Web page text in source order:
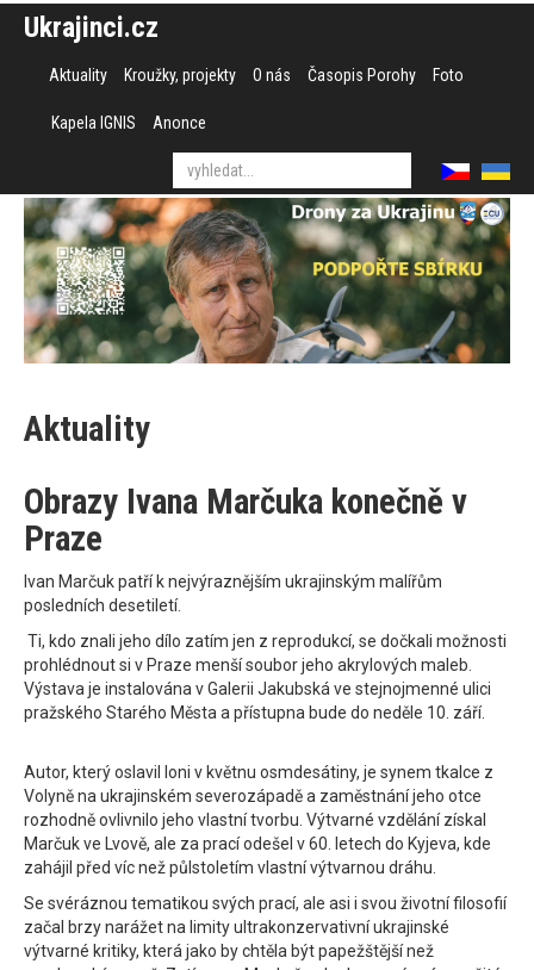
Ukrajinci.cz
Aktuality Kroužky, projekty O nás Časopis Porohy Foto
Kapela IGNIS Anonce
Aktuality
Obrazy Ivana Marčuka konečně v
Praze
Ivan Marčuk patří k nejvýraznějším ukrajinským malířům
posledních desetiletí.
Ti, kdo znali jeho dílo zatím jen z reprodukcí, se dočkali možnosti
prohlédnout si v Praze menší soubor jeho akrylových maleb.
Výstava je instalována v Galerii Jakubská ve stejnojmenné ulici
pražského Starého Města a přístupna bude do neděle 10. září.
Autor, který oslavil loni v květnu osmdesátiny, je synem tkalce z
Volyně na ukrajinském severozápadě a zaměstnání jeho otce
rozhodně ovlivnilo jeho vlastní tvorbu. Výtvarné vzdělání získal
Marčuk ve Lvově, ale za prací odešel v 60. letech do Kyjeva, kde
zahájil před víc než půlstoletím vlastní výtvarnou dráhu.
Se svéráznou tematikou svých prací, ale asi i svou životní filosofií
začal brzy narážet na limity ultrakonzervativní ukrajinské
výtvarné kritiky, která jako by chtěla být papežštější než